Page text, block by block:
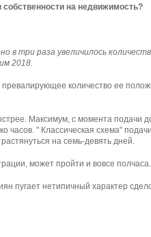
собственности на недвижимость?
в три раза увеличилось
2018.
количество ее
Максимум, с момента подачи
часов. " Классическая схема" подачи
на семь-девять дней.
может пройти и вовсе полчаса.
пугает нетипичный характер